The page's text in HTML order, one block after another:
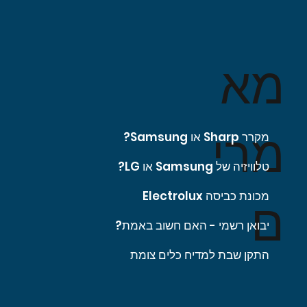
מא
מרי
ם
מקרר Sharp או Samsung?
טלוויזיה של Samsung או LG?
מכונת כביסה Electrolux
יבואן רשמי - האם חשוב באמת?
התקן שבת למדיח כלים צומת